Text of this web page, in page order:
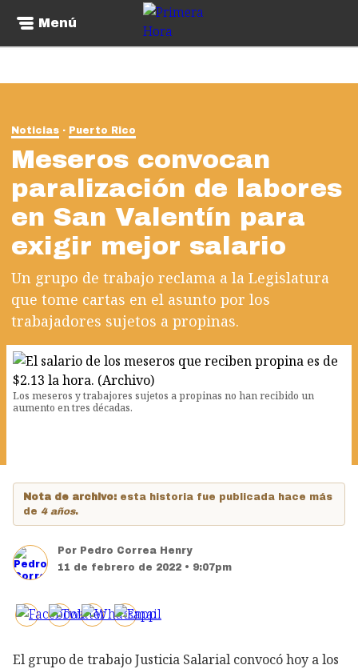
Menú
Noticias Puerto Rico
Meseros convocan
paralización de labores
en San Valentín para
exigir mejor salario
Un grupo de trabajo reclama a la Legislatura
que tome cartas en el asunto por los
trabajadores sujetos a propinas.
Los meseros y trabajores sujetos a propinas no han recibido un
aumento en tres décadas.
Nota de archivo: esta historia fue publicada hace más
de 4 años.
Por Pedro Correa Henry
11 de febrero de 2022 • 9:07pm
El grupo de trabajo Justicia Salarial convocó hoy a los